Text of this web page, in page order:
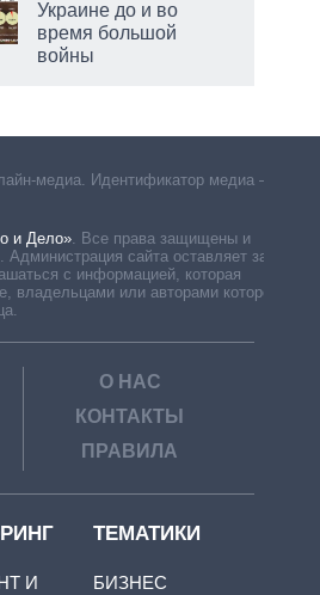
Украине до и во
время большой
войны
медиа. Идентификатор медиа –
и Дело». Все права защищены и
Администрация сайта оставляет за
с информацией, которая
владельцами или авторами которой
О НАС
КОНТАКТЫ
ПРАВИЛА
И
ТЕМАТИКИ
БИЗНЕС